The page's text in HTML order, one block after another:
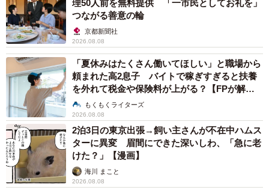
理50人前を無料提供 「一市民としてお礼を」
つながる善意の輪
京都新聞社
2026.08.08
「夏休みはたくさん働いてほしい」と職場から
頼まれた高2息子 バイトで稼ぎすぎると扶養
を外れて税金や保険料が上がる？【FPが解
説】もくもくライターズ
2026.08.08
2泊3日の東京出張→飼い主さんが不在中ハムス
ターに異変 眉間にできた深いしわ、「急に老
けた？」【漫画】
海川 まこと
2026.08.08